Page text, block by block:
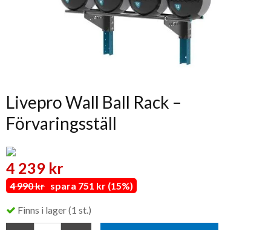
Livepro Wall Ball Rack –
Förvaringsställ
4 239 kr
4 990 kr spara 751 kr (15%)
Finns i lager (1 st.)